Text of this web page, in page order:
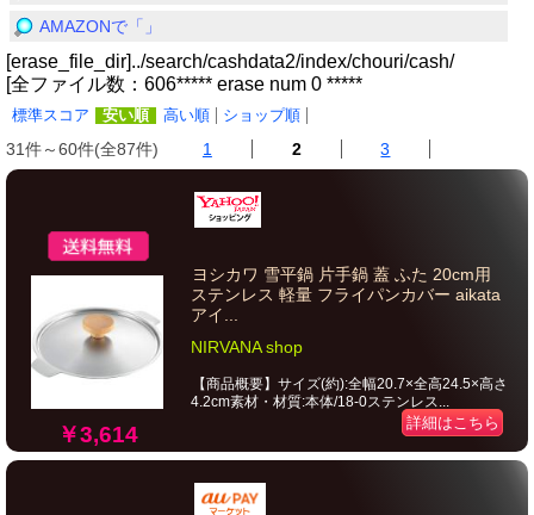
AMAZONで「」
[erase_file_dir]../search/cashdata2/index/chouri/cash/
[全ファイル数：606***** erase num 0 *****
標準スコア 安い順 高い順 ショップ順
31件～60件(全87件) 1 2 3
￥3,614
ヨシカワ 雪平鍋 片手鍋 蓋 ふた 20cm用
ステンレス 軽量 フライパンカバー aikata
アイ...
NIRVANA shop
【商品概要】サイズ(約):全幅20.7×全高24.5×高さ
4.2cm素材・材質:本体/18-0ステンレス...
詳細はこちら